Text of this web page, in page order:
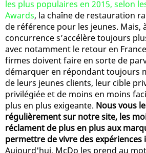
les plus populaires en 2015, selon
Awards, la chaîne de restauration
de référence pour les jeunes. Mais,
concurrence s’accélère toujours
avec notamment le retour en
firmes doivent faire en sorte de
démarquer en répondant toujours
de leurs jeunes clients, leur cible
privilégiée et de moins en moins
plus en plus exigeante. Nous vous
régulièrement sur notre site, les
réclament de plus en plus aux
permettre de vivre des expériences
Aujourd'hui, McDo les prend au